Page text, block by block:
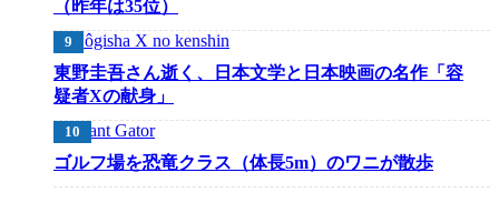
（昨年は35位）
東野圭吾さん逝く、日本文学と日本映画の名作「容
疑者Xの献身」
ゴルフ場を恐竜クラス（体長5m）のワニが散歩